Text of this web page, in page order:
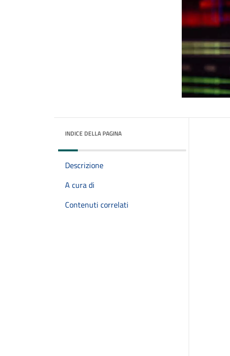
INDICE DELLA PAGINA
Descrizione
A cura di
Contenuti correlati